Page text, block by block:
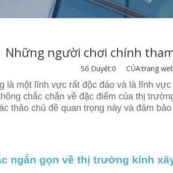
Những người chơi chính
Số Duyệt:0 CỦA:trang
là một lĩnh vực rất độc đáo và là lĩnh
chắc chắn về đặc điểm của thị
thảo chủ đề quan trọng này và đảm
ngắn gọn về thị trường kính